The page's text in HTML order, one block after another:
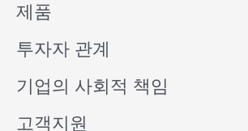
제품
투자자 관계
기업의 사회적 책임
고객지원